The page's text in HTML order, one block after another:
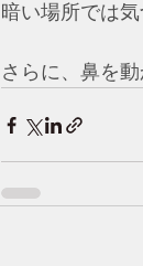
暗い場所では
さらに、鼻を